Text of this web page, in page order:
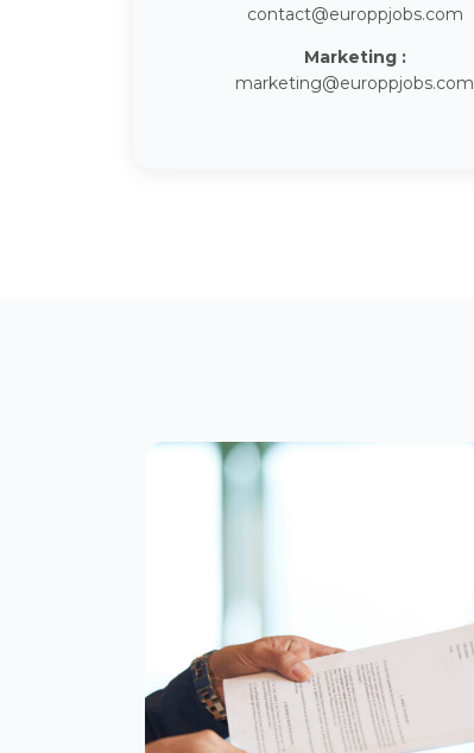
contact@europpjobs.com
Marketing :
marketing@europpjobs.com